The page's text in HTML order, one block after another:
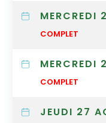
MERCREDI
COMPLET
MERCREDI
COMPLET
JEUDI 27